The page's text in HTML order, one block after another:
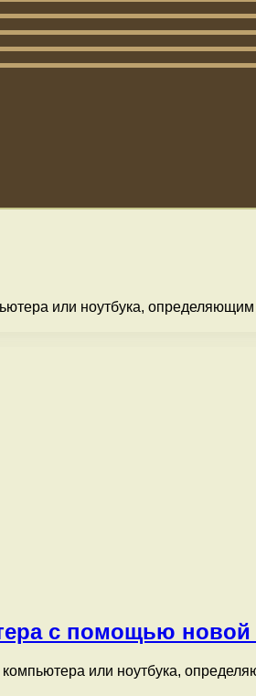
или ноутбука, определяющим
с помощью новой
или ноутбука,